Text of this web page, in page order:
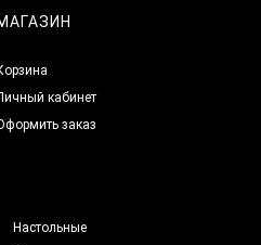
кабинет
заказ
Настольные